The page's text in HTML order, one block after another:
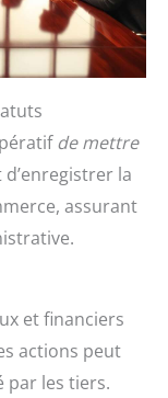
de mettre
d’enregistrer la
assurant
et financiers
actions peut
par les tiers.